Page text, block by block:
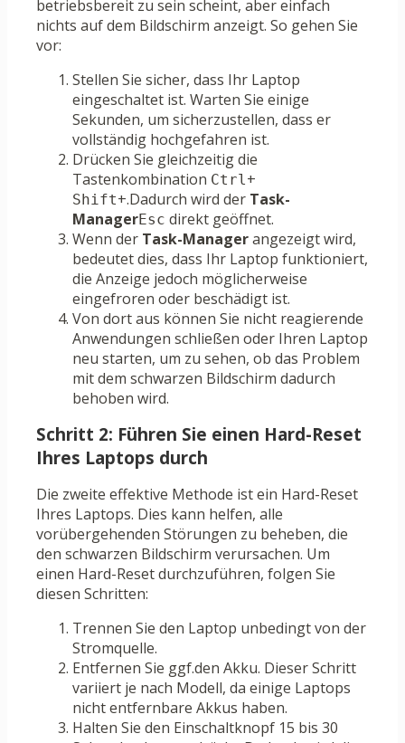
betriebsbereit zu sein scheint, aber einfach
nichts auf dem Bildschirm anzeigt. So gehen Sie
vor:
Stellen Sie sicher, dass Ihr Laptop
eingeschaltet ist. Warten Sie einige
Sekunden, um sicherzustellen, dass er
vollständig hochgefahren ist.
Drücken Sie gleichzeitig die
Tastenkombination Ctrl+
Shift+.Dadurch wird der Task-
ManagerEsc direkt geöffnet.
Wenn der Task-Managerangezeigt wird,
bedeutet dies, dass Ihr Laptop funktioniert,
die Anzeige jedoch möglicherweise
eingefroren oder beschädigt ist.
Von dort aus können Sie nicht reagierende
Anwendungen schließen oder Ihren Laptop
neu starten, um zu sehen, ob das Problem
mit dem schwarzen Bildschirm dadurch
behoben wird.
Schritt 2: Führen Sie einen Hard-Reset
Ihres Laptops durch
Die zweite effektive Methode ist ein Hard-Reset
Ihres Laptops. Dies kann helfen, alle
vorübergehenden Störungen zu beheben, die
den schwarzen Bildschirm verursachen. Um
einen Hard-Reset durchzuführen, folgen Sie
diesen Schritten:
Trennen Sie den Laptop unbedingt von der
Stromquelle.
Entfernen Sie ggf.den Akku. Dieser Schritt
variiert je nach Modell, da einige Laptops
nicht entfernbare Akkus haben.
Halten Sie den Einschaltknopf 15 bis 30